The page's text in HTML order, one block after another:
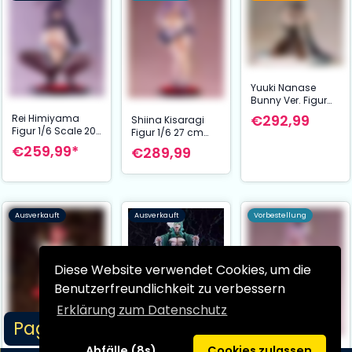
Diese Website verwendet Cookies, um die
Benutzerfreundlichkeit zu verbessern
Erklärung zum Datenschutz
Page 1/3
Rei Himiyama
Figur 1/6 Scale 20
cm Amakano
€259,99*
Shiina Kisaragi
Figur 1/6 27 cm
Original Character
by Mashiro
€289,99
Yuuki Nanase
Bunny Ver. Figur
1/6 20 cm Original
Character by
€292,99
Ausverkauft Ausverkauft Vorbestellung